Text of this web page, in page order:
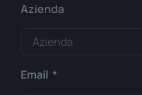
Azienda
Email